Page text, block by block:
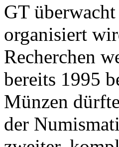
GT
organisiert
Recherchen
bereits 1995
Münzen
der